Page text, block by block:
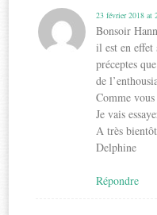
23 février 2018 at
Bonsoir
il est en effet
préceptes
de
Comme
Je vais
A très
Delphine
Répondre